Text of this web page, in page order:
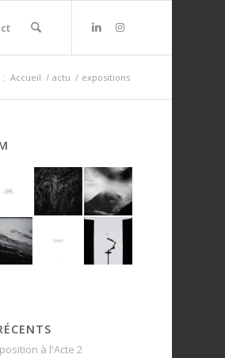
: Accueil / actu / expositions
à l'Acte 2